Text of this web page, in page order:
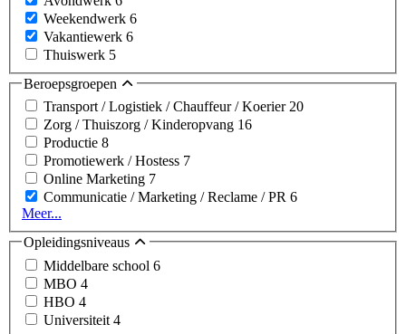
Weekendwerk 6
Vakantiewerk 6
Thuiswerk 5
Beroepsgroepen
Transport / Logistiek / Chauffeur / Koerier20
Zorg / Thuiszorg / Kinderopvang 16
Productie 8
Promotiewerk / Hostess 7
Online Marketing 7
Communicatie / Marketing / Reclame / PR 6
Meer...
Opleidingsniveaus
Middelbare school 6
MBO 4
HBO 4
Universiteit 4